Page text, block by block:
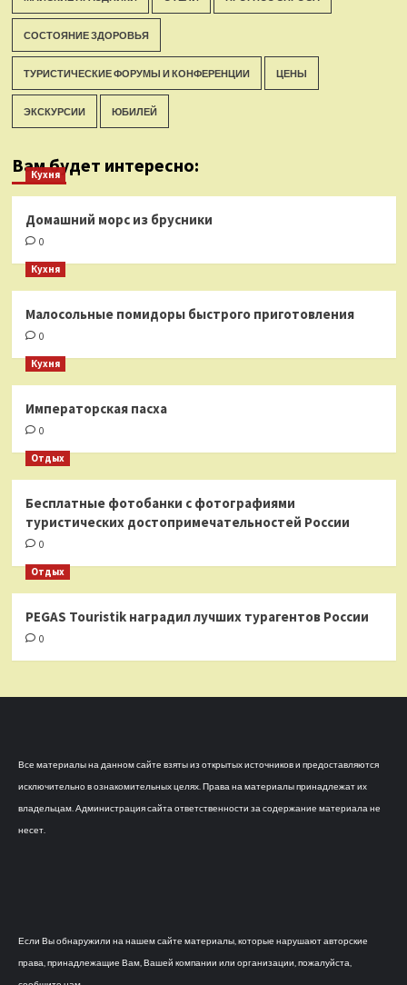
СОСТОЯНИЕ ЗДОРОВЬЯ
ТУРИСТИЧЕСКИЕ ФОРУМЫ И КОНФЕРЕНЦИИ ЦЕНЫ
ЭКСКУРСИИ ЮБИЛЕЙ
Вам будет интересно:
Кухня
Домашний морс из брусники
0
Кухня
Малосольные помидоры быстрого приготовления
0
Кухня
Императорская пасха
0
Отдых
Бесплатные фотобанки с фотографиями
туристических достопримечательностей России
0
Отдых
PEGAS Touristik наградил лучших турагентов России
0
Все материалы на данном сайте взяты из открытых источников и предоставляются
исключительно в ознакомительных целях. Права на материалы принадлежат их
владельцам. Администрация сайта ответственности за содержание материала не
несет.
Если Вы обнаружили на нашем сайте материалы, которые нарушают авторские
права, принадлежащие Вам, Вашей компании или организации, пожалуйста,